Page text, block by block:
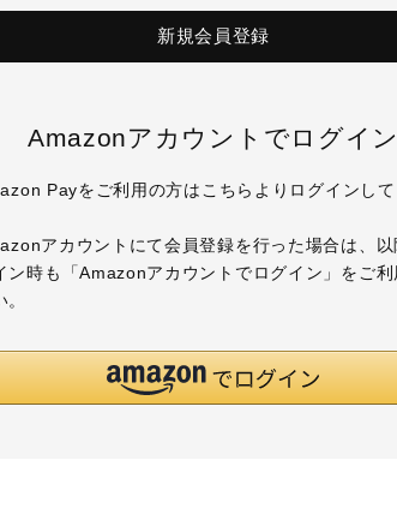
新規会員登録
Amazonアカウントでログイン
Payをご利用の方はこちらよりログインして
アカウントにて会員登録を行った場合は、以
ン時も「Amazonアカウントでログイン」をご